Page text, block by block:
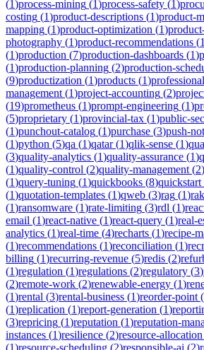
(1)process-mining (1)process-safety (1)
costing (1)product-descriptions (1)product-
mapping (1)product-optimization (1)
photography (1)product-recommendations (1
(1)production (7)production-dashboards (1)
(1)production-planning (2)production-
(9)productization (1)products (1)
management (1)project-accounting (2)
(19)prometheus (1)prompt-engineering (1)
(5)proprietary (1)provincial-tax (1)public-
(1)punchout-catalog (1)purchase (3)push-
(1)python (5)qa (1)qatar(1)qlik-sense (1)
(3)quality-analytics (1)quality-assurance (1)
(1)quality-control (2)quality-management (2)
(1)query-tuning (1)quickbooks (8)quickstart
(1)quotation-templates (1)qweb (3)rag (1)
(1)ransomware (1)rate-limiting (3)rdl (1)
email (1)react-native (1)react-query (1)real-
analytics (1)real-time (4)recharts (1)recipe-
(1)recommendations (1)reconciliation (1)
billing (1)recurring-revenue (5)redis (2)
(1)regulation (1)regulations (2)regulatory (3)
(2)remote-work (2)renewable-energy (1)
(1)rental (3)rental-business (1)reorder-point (
(1)replication (1)report-generation (1)
(3)repricing (1)reputation (1)reputation-
instances (1)resilience (2)resource-allocation
(1)resource-scheduling (2)responsible-ai (2)